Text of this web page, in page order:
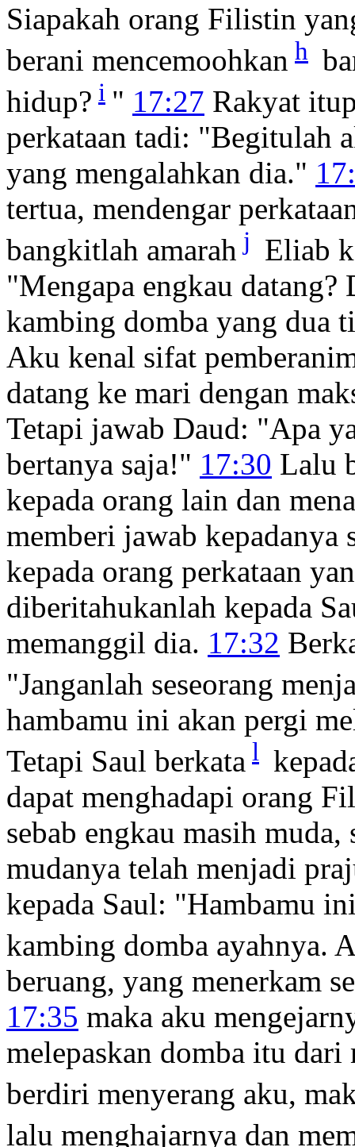
Siapakah orang Filistin
berani mencemoohkan h
hidup? i " 17:27 Rakyat
perkataan tadi: "Begitulah
yang mengalahkan dia."
tertua, mendengar
bangkitlah amarah j Eliab
"Mengapa engkau datang?
kambing domba yang dua
Aku kenal sifat
datang ke mari dengan
Tetapi jawab Daud: "Apa
bertanya saja!" 17:30 Lalu
kepada orang lain dan
memberi jawab kepadanya
kepada orang perkataan
diberitahukanlah kepada
memanggil dia. 17:32
"Janganlah seseorang
hambamu ini akan pergi
Tetapi Saul berkata l
dapat menghadapi orang
sebab engkau masih
mudanya telah menjadi
kepada Saul: "Hambamu
kambing domba ayahnya.
beruang, yang menerkam
17:35 maka aku
melepaskan domba itu
berdiri menyerang aku,
lalu menghajarnya dan